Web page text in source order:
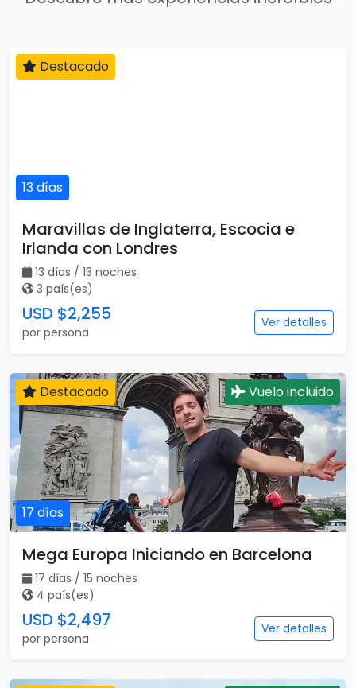
13 días
Destacado
Maravillas de Inglaterra, Escocia e
Irlanda con Londres
13 días / 13 noches
3 país(es)
USD $2,255
por persona
Ver detalles
17 días
Destacado Vuelo incluido
Mega Europa Iniciando en Barcelona
17 días / 15 noches
4 país(es)
USD $2,497
por persona
Ver detalles